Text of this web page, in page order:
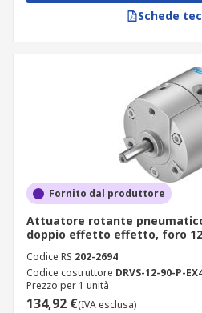
essere utilizzate in areeSchede
Fornito dal produttore
Attuatore rotante pneumatico
doppio effetto effetto, foro
Codice RS 202-2694
Codice costruttore DRVS-12-90-P-
Prezzo per 1 unità
134,92 €(IVA esclusa)